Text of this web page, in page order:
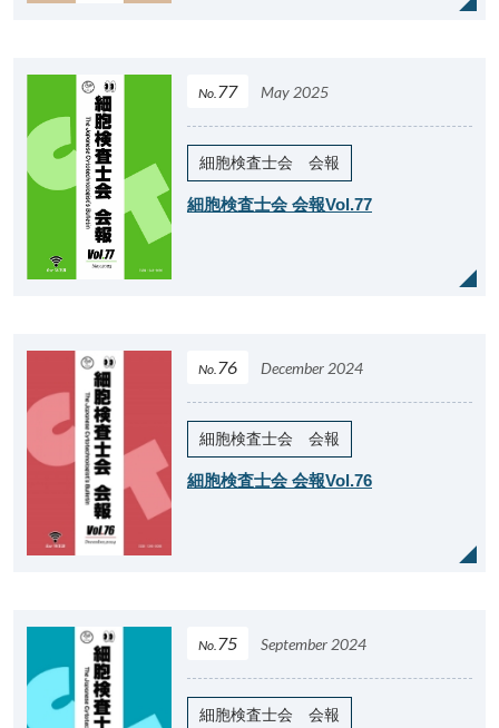
No. 77 May 2025
細胞検査士会 会報
細胞検査士会 会報Vol.77
No. 76 December 2024
細胞検査士会 会報
細胞検査士会 会報Vol.76
No. 75 September 2024
細胞検査士会 会報